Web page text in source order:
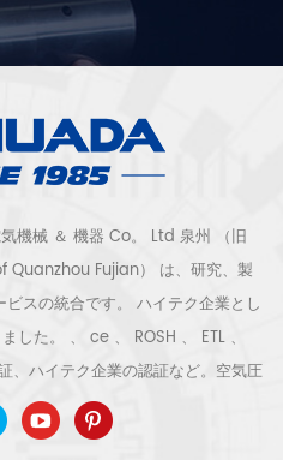
機械 ＆ 機器 Co。 Ltd 泉州 （旧
Fujian） は、研究、製
スの統合です。 ハイテク企業とし
した。 、 ce 、 ROSH 、 ETL 、
ハイテク企業の認証など。空気圧
ュー式、遠心式、オイルフリー、ス
フィルター、水切り、完全な空気圧